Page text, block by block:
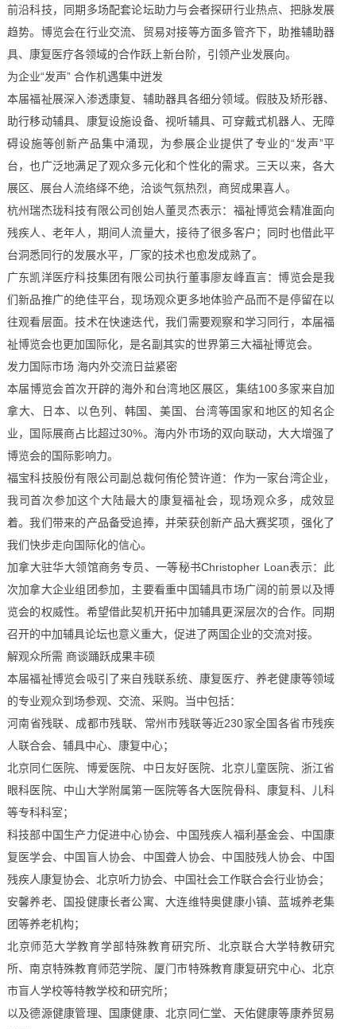
前沿科技，同期多场配套论坛助力与会者探研行业热点、把脉发展
趋势。博览会在行业交流、贸易对接等方面多管齐下，助推辅助器
具、康复医疗各领域的合作跃上新台阶，引领产业发展向。
为企业“发声” 合作机遇集中迸发
本届福祉展深入渗透康复、辅助器具各细分领域。假肢及矫形器、
助行移动辅具、康复设施设备、视听辅具、可穿戴式机器人、无障
碍设施等创新产品集中涌现，为参展企业提供了专业的“发声”平
台，也广泛地满足了观众多元化和个性化的需求。三天以来，各大
展区、展台人流络绎不绝，洽谈气氛热烈，商贸成果喜人。
杭州瑞杰珑科技有限公司创始人董灵杰表示：福祉博览会精准面向
残疾人、老年人，期间人流量大，接待了很多客户；同时也借此平
台洞悉同行的发展水平，厂家的技术也愈发成熟了。
广东凯洋医疗科技集团有限公司执行董事廖友峰直言：博览会是我
们新品推广的绝佳平台，现场观众更多地体验产品而不是停留在以
往观看层面。技术在快速迭代，我们需要观察和学习同行，本届福
祉博览会也更加国际化，是名副其实的世界第三大福祉博览会。
发力国际市场 海内外交流日益紧密
本届博览会首次开辟的海外和台湾地区展区，集结100多家来自加
拿大、日本、以色列、韩国、美国、台湾等国家和地区的知名企
业，国际展商占比超过30%。海内外市场的双向联动，大大增强了
博览会的国际影响力。
福宝科技股份有限公司副总裁何侑伦赞许道：作为一家台湾企业，
我司首次参加这个大陆最大的康复福祉会，现场观众多，成效显
着。我们带来的产品备受追捧，并荣获创新产品大赛奖项，强化了
我们快步走向国际化的信心。
加拿大驻华大领馆商务专员、一等秘书Christopher Loan表示：此
次加拿大企业组团参加，主要看重中国辅具市场广阔的前景以及博
览会的权威性。希望借此契机开拓中加辅具更深层次的合作。同期
召开的中加辅具论坛也意义重大，促进了两国企业的交流对接。
解观众所需 商谈踊跃成果丰硕
本届福祉博览会吸引了来自残联系统、康复医疗、养老健康等领域
的专业观众到场参观、交流、采购。当中包括：
河南省残联、成都市残联、常州市残联等近230家全国各省市残疾
人联合会、辅具中心、康复中心；
北京同仁医院、博爱医院、中日友好医院、北京儿童医院、浙江省
眼科医院、中山大学附属第一医院等各大医院骨科、康复科、儿科
等专科科室；
科技部中国生产力促进中心协会、中国残疾人福利基金会、中国康
复医学会、中国盲人协会、中国聋人协会、中国肢残人协会、中国
残疾人康复协会、北京听力协会、中国社会工作联合会行业协会；
安馨养老、国投健康长者公寓、大连维特奥健康小镇、蓝城养老集
团等养老机构；
北京师范大学教育学部特殊教育研究所、北京联合大学特教研究
所、南京特殊教育师范学院、厦门市特殊教育康复研究中心、北京
市盲人学校等特教学校和研究所；
以及德源健康管理、国康健康、北京同仁堂、天佑健康等康养贸易